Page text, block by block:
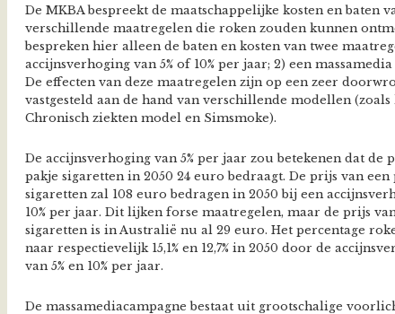
De MKBA bespreekt de maatschappelijke kosten en baten
verschillende maatregelen die roken zouden kunnen
bespreken hier alleen de baten en kosten van twee
accijnsverhoging van 5% of 10% per jaar; 2) een
De effecten van deze maatregelen zijn op een zeer
vastgesteld aan de hand van verschillende modellen (zoals
Chronisch ziekten model en Simsmoke).
De accijnsverhoging van 5% per jaar zou betekenen dat de
pakje sigaretten in 2050 24 euro bedraagt. De prijs van een
sigaretten zal 108 euro bedragen in 2050 bij een
10% per jaar. Dit lijken forse maatregelen, maar de prijs
sigaretten is in Australië nu al 29 euro. Het percentage
naar respectievelijk 15,1% en 12,7% in 2050 door de
van 5% en 10% per jaar.
De massamediacampagne bestaat uit grootschalige